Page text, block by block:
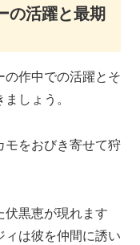
の活躍と最期
作中での活躍とそ
しょう。
をおびき寄せて狩
黒恵が現れます
は彼を仲間に誘い